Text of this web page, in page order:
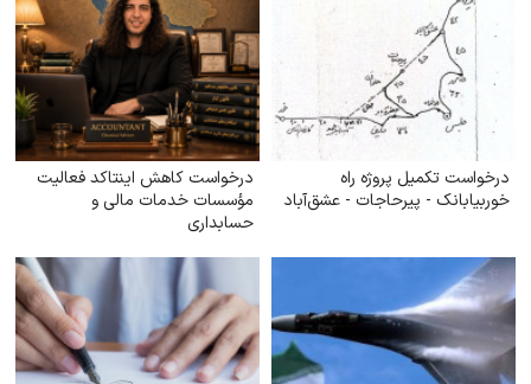
درخواست تکمیل پروژه راه
خوربیابانک - پیرحاجات - عشق‌آباد
درخواست کاهش اینتاکد فعالیت
مؤسسات خدمات مالی و
حسابداری